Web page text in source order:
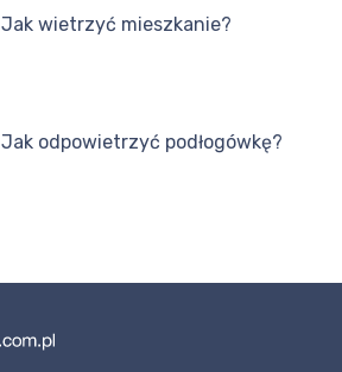
Jak wietrzyć mieszkanie?
Jak odpowietrzyć podłogówkę?